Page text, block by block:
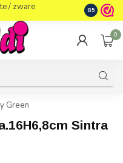
/ zware 8.5
0
Green
Sintra